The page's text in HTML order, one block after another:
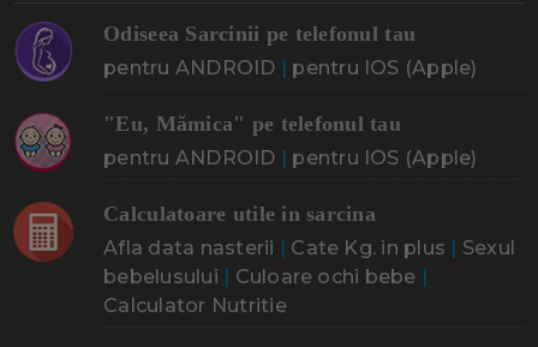
Odiseea Sarcinii pe telefonul tau
pentru ANDROID | pentru IOS (Apple)
"Eu, Mămica" pe telefonul tau
pentru ANDROID | pentru IOS (Apple)
Calculatoare utile in sarcina
Afla data nasterii | Cate Kg. in plus | Sexul
bebelusului | Culoare ochi bebe |
Calculator Nutritie